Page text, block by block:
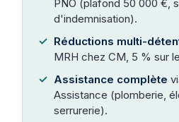
PNO (plafond 50 000 €,
d'indemnisation).
Réductions multi-
MRH chez CM, 5 % sur
Assistance complète
Assistance (plomberie,
serrurerie).